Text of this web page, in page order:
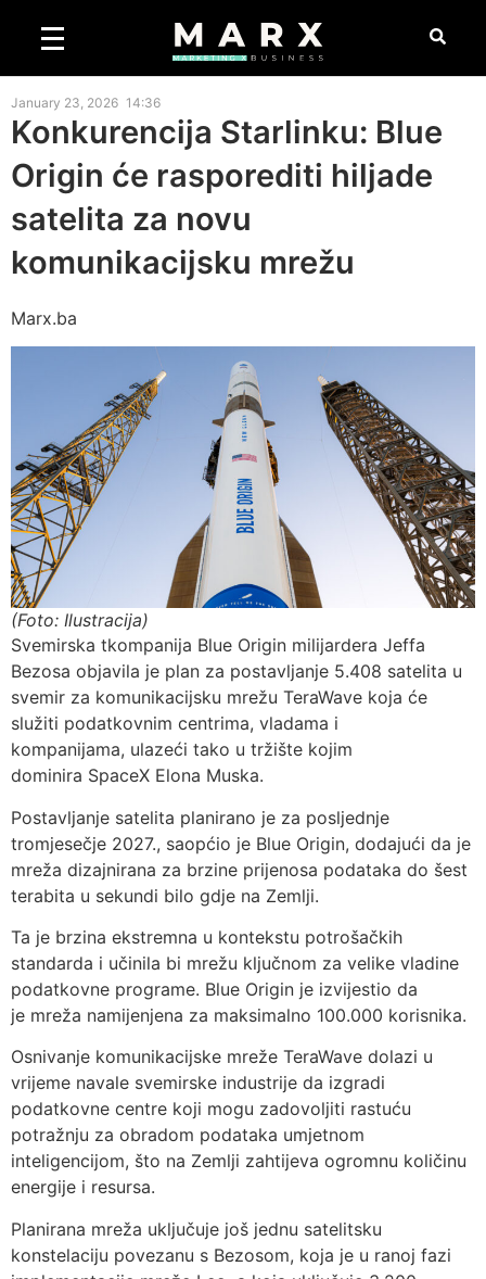
January 23, 2026 14:36
Konkurencija Starlinku: Blue
Origin će rasporediti hiljade
satelita za novu
komunikacijsku mrežu
Marx.ba
(Foto: Ilustracija)
Svemirska tkompanija Blue Origin milijardera Jeffa
Bezosa objavila je plan za postavljanje 5.408 satelita u
svemir za komunikacijsku mrežu TeraWave koja će
služiti podatkovnim centrima, vladama i
kompanijama, ulazeći tako u tržište kojim
dominira SpaceX Elona Muska.
Postavljanje satelita planirano je za posljednje
tromjesečje 2027., saopćio je Blue Origin, dodajući da je
mreža dizajnirana za brzine prijenosa podataka do šest
terabita u sekundi bilo gdje na Zemlji.
Ta je brzina ekstremna u kontekstu potrošačkih
standarda i učinila bi mrežu ključnom za velike vladine
podatkovne programe. Blue Origin je izvijestio da
je mreža namijenjena za maksimalno 100.000 korisnika.
Osnivanje komunikacijske mreže TeraWave dolazi u
vrijeme navale svemirske industrije da izgradi
podatkovne centre koji mogu zadovoljiti rastuću
potražnju za obradom podataka umjetnom
inteligencijom, što na Zemlji zahtijeva ogromnu količinu
energije i resursa.
Planirana mreža uključuje još jednu satelitsku
konstelaciju povezanu s Bezosom, koja je u ranoj fazi